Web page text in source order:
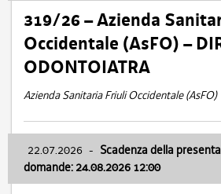
319/26 – Azienda
Occidentale (AsFO) –
ODONTOIATRA
Azienda Sanitaria Friuli Occidentale (AsFO)
22.07.2026 - Scadenza della
domande: 24.08.2026 12:00